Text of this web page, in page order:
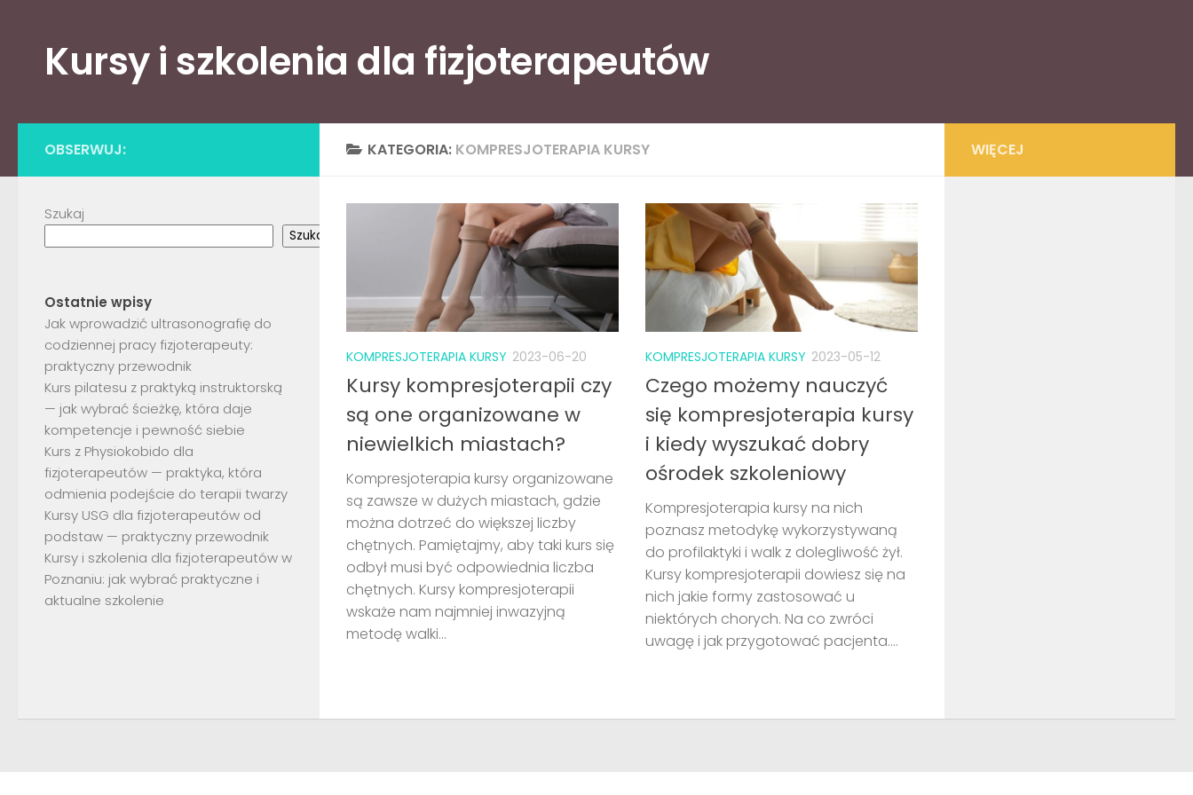
Kursy i szkolenia dla fizjoterapeutów
KATEGORIA: KOMPRESJOTERAPIA KURSY
KOMPRESJOTERAPIA KURSY 2023-06-20
Kursy kompresjoterapii czy
są one organizowane w
niewielkich miastach?
Kompresjoterapia kursy organizowane
są zawsze w dużych miastach, gdzie
można dotrzeć do większej liczby
chętnych. Pamiętajmy, aby taki kurs się
odbył musi być odpowiednia liczba
chętnych. Kursy kompresjoterapii
wskaże nam najmniej inwazyjną
metodę walki...
KOMPRESJOTERAPIA KURSY 2023-05-12
Czego możemy nauczyć
się kompresjoterapia kursy
i kiedy wyszukać dobry
ośrodek szkoleniowy
Kompresjoterapia kursy na nich
poznasz metodykę wykorzystywaną
do profilaktyki i walk z dolegliwość żył.
Kursy kompresjoterapii dowiesz się na
nich jakie formy zastosować u
niektórych chorych. Na co zwróci
uwagę i jak przygotować pacjenta....
OBSERWUJ:
Szukaj
Szukaj
Ostatnie wpisy
Jak wprowadzić ultrasonografię do
codziennej pracy fizjoterapeuty:
praktyczny przewodnik
Kurs pilatesu z praktyką instruktorską
— jak wybrać ścieżkę, która daje
kompetencje i pewność siebie
Kurs z Physiokobido dla
fizjoterapeutów — praktyka, która
odmienia podejście do terapii twarzy
Kursy USG dla fizjoterapeutów od
podstaw — praktyczny przewodnik
Kursy i szkolenia dla fizjoterapeutów w
Poznaniu: jak wybrać praktyczne i
aktualne szkolenie
WIĘCEJ